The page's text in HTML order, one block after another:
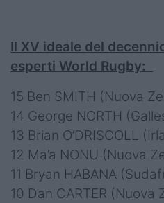
Il XV ideale del
esperti World Rugby:
15 Ben SMITH (Nuova
14 George NORTH
13 Brian O’DRISCOLL
12 Ma’a NONU (Nuova
11 Bryan HABANA
10 Dan CARTER (Nuova